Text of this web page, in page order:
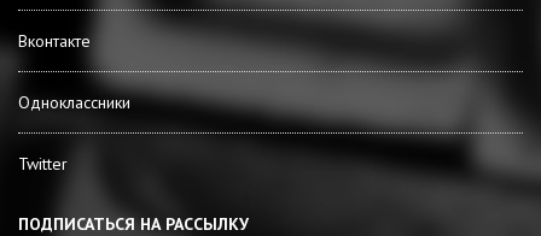
Вконтакте
Одноклассники
Twitter
ПОДПИСАТЬСЯ НА РАССЫЛКУ